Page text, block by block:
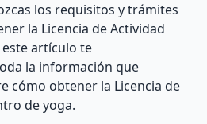
los requisitos y trámites
la Licencia de Actividad
artículo te
la información que
cómo obtener la Licencia de
de yoga.